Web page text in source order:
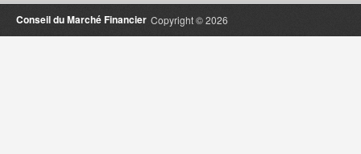
Copyright © 2026
Conseil du Marché Financier